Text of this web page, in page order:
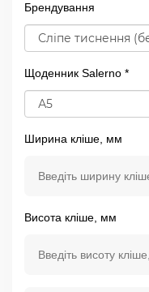
Брендування
Щоденник Salerno *
Ширина кліше, мм
Висота кліше, мм